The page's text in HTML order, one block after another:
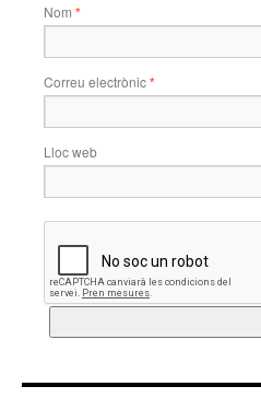
Nom *
Correu electrònic*
Lloc web